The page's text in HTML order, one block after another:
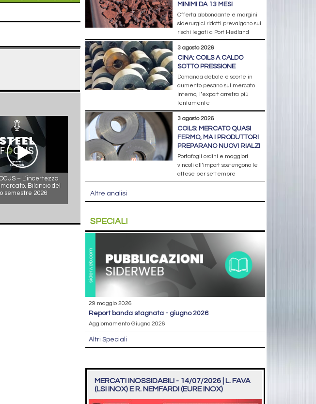
– L’incertezza
Bilancio del
semestre 2026
MINIMI DA 13 MESI
Offerta abbondante e margini
siderurgici ridotti prevalgono sui
rischi legati a Port Hedland
3 agosto 2026
CINA: COILS A CALDO
SOTTO PRESSIONE
Domanda debole e scorte in
aumento pesano sul mercato
interno; l’export arretra più
lentamente
3 agosto 2026
COILS: MERCATO QUASI
FERMO, MA I PRODUTTORI
PREPARANO NUOVI RIALZI
Portafogli ordini e maggiori
vincoli all’import sostengono le
attese per settembre
Altre analisi
SPECIALI
29 maggio 2026
report banda stagnata - giugno 2026
Aggiornamento Giugno 2026
Altri Speciali
MERCATI INOSSIDABILI - 14/07/2026 | L. FAVA
(LSI INOX) E R. NEMFARDI (EURE INOX)